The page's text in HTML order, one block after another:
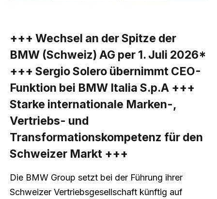
+++ Wechsel an der Spitze der
BMW (Schweiz) AG per 1. Juli 2026*
+++ Sergio Solero übernimmt CEO-
Funktion bei BMW Italia S.p.A +++
Starke internationale Marken-,
Vertriebs- und
Transformationskompetenz für den
Schweizer Markt +++
Die BMW Group setzt bei der Führung ihrer
Schweizer Vertriebsgesellschaft künftig auf